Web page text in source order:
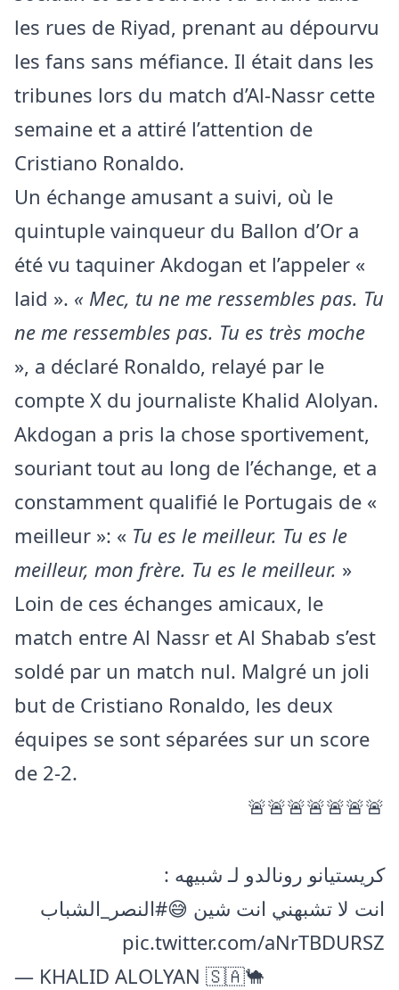
les rues de Riyad, prenant au dépourvu
les fans sans méfiance. Il était dans les
tribunes lors du match d’Al-Nassr cette
semaine et a attiré l’attention de
Cristiano Ronaldo.
Un échange amusant a suivi, où le
quintuple vainqueur du Ballon d’Or a
été vu taquiner Akdogan et l’appeler «
laid ». « Mec, tu ne me ressembles pas. Tu
ne me ressembles pas. Tu es très moche
», a déclaré Ronaldo, relayé par le
compte X du journaliste Khalid Alolyan.
Akdogan a pris la chose sportivement,
souriant tout au long de l’échange, et a
constamment qualifié le Portugais de «
meilleur »: « Tu es le meilleur. Tu es le
meilleur, mon frère. Tu es le meilleur. »
Loin de ces échanges amicaux, le
match entre Al Nassr et Al Shabab s’est
soldé par un match nul. Malgré un joli
but de Cristiano Ronaldo, les deux
équipes se sont séparées sur un score
de 2-2.
🚨🚨🚨🚨🚨🚨🚨
كريستيانو رونالدو لـ شبيهه :
انت لا تشبهني انت شين 😅#النصر_الشباب
pic.twitter.com/aNrTBDURSZ
— KHALID ALOLYAN 🇸🇦🐪